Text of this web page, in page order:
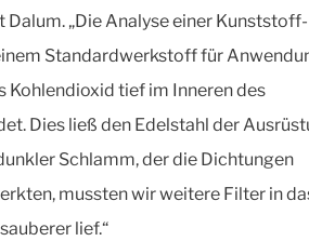
„Die Analyse einer Kunststoff-
Standardwerkstoff für
Kohlendioxid tief im Inneren des
Dies ließ den Edelstahl der
Schlamm, der die Dichtungen
mussten wir weitere Filter in
lief.“